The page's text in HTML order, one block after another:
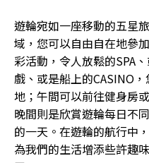
遊輪宛如一座移動的五星
域，您可以自由自在地參
彩活動，令人放鬆的SPA
戲、或是船上的CASINO
地；午間可以前往健身房
晚間則是欣賞遊輪每日不
的一天。在遊輪的航行中
為我們的生活增添些許趣